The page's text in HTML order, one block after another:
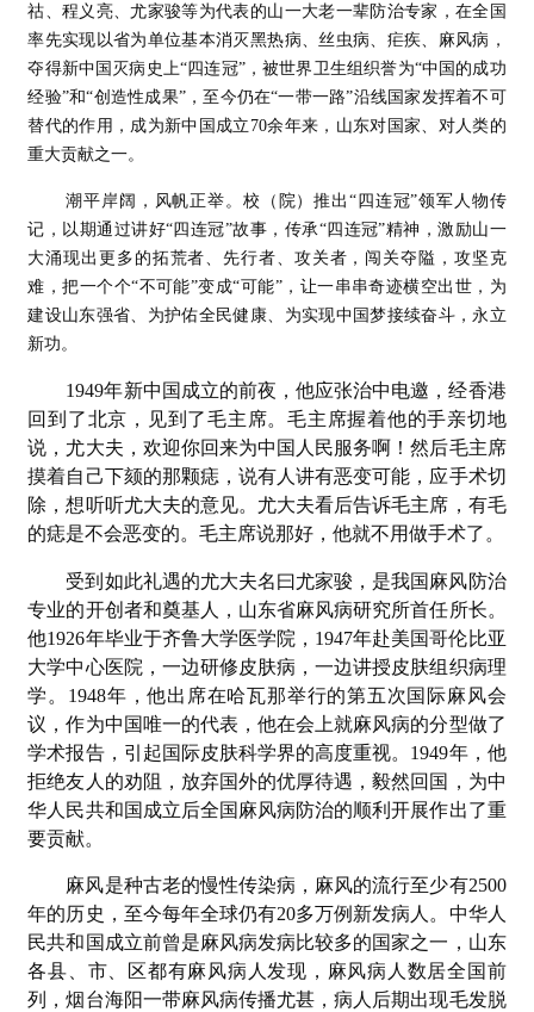
祜、程义亮、尤家骏等为代表的山一大老一辈防治专家，在全国
率先实现以省为单位基本消灭黑热病、丝虫病、疟疾、麻风病，
夺得新中国灭病史上“四连冠”，被世界卫生组织誉为“中国的成功
经验”和“创造性成果”，至今仍在“一带一路”沿线国家发挥着不可
替代的作用，成为新中国成立70余年来，山东对国家、对人类的
重大贡献之一。
潮平岸阔，风帆正举。校（院）推出“四连冠”领军人物传
记，以期通过讲好“四连冠”故事，传承“四连冠”精神，激励山一
大涌现出更多的拓荒者、先行者、攻关者，闯关夺隘，攻坚克
难，把一个个“不可能”变成“可能”，让一串串奇迹横空出世，为
建设山东强省、为护佑全民健康、为实现中国梦接续奋斗，永立
新功。
1949年新中国成立的前夜，他应张治中电邀，经香港
回到了北京，见到了毛主席。毛主席握着他的手亲切地
说，尤大夫，欢迎你回来为中国人民服务啊！然后毛主席
摸着自己下颏的那颗痣，说有人讲有恶变可能，应手术切
除，想听听尤大夫的意见。尤大夫看后告诉毛主席，有毛
的痣是不会恶变的。毛主席说那好，他就不用做手术了。
受到如此礼遇的尤大夫名曰尤家骏，是我国麻风防治
专业的开创者和奠基人，山东省麻风病研究所首任所长。
他1926年毕业于齐鲁大学医学院，1947年赴美国哥伦比亚
大学中心医院，一边研修皮肤病，一边讲授皮肤组织病理
学。1948年，他出席在哈瓦那举行的第五次国际麻风会
议，作为中国唯一的代表，他在会上就麻风病的分型做了
学术报告，引起国际皮肤科学界的高度重视。1949年，他
拒绝友人的劝阻，放弃国外的优厚待遇，毅然回国，为中
华人民共和国成立后全国麻风病防治的顺利开展作出了重
要贡献。
麻风是种古老的慢性传染病，麻风的流行至少有2500
年的历史，至今每年全球仍有20多万例新发病人。中华人
民共和国成立前曾是麻风病发病比较多的国家之一，山东
各县、市、区都有麻风病人发现，麻风病人数居全国前
列，烟台海阳一带麻风病传播尤甚，病人后期出现毛发脱